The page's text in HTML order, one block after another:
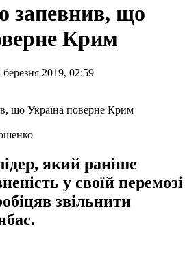
запевнив, що
Крим
2019, 02:59
який раніше
у своїй перемозі
звільнити